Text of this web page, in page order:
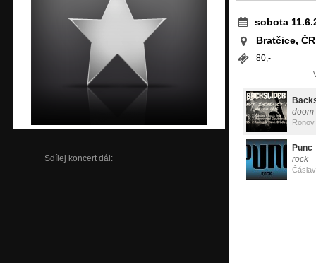
Sdílej koncert dál:
sobota
Bratčice, ČR
80,-
Punc
rock
Čáslav